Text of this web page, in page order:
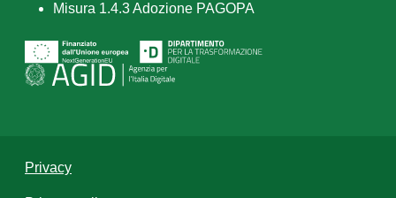
Misura 1.4.3 Adozione PAGOPA
Privacy